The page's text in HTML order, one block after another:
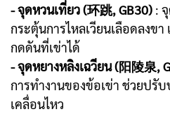
- จุดหวนเที่ยว (环跳, GB30) :
กระตุ้นการไหลเวียนเลือดลงข
กดดันที่เข่าได้
- จุดหยางหลิงเฉวียน (阳陵泉,
การทำงานของข้อเข่า ช่วยปรับ
เคลื่อนไหว